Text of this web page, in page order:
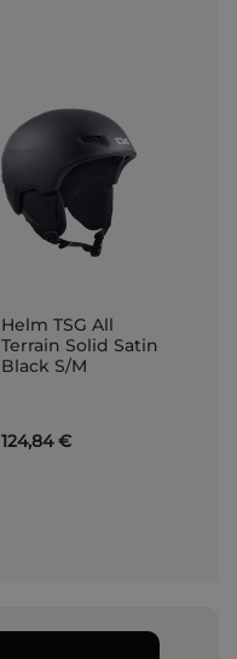
Helm TSG All
Terrain Solid Satin
Black S/M
124,84 €
In
den
Warenkorb